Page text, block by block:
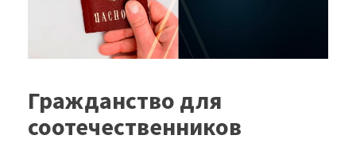
Гражданство для
соотечественников